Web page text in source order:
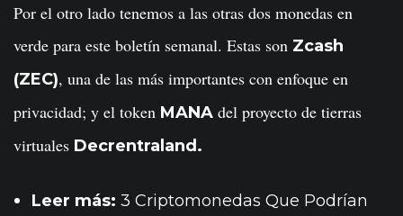
Por el otro lado tenemos a las otras dos monedas en
verde para este boletín semanal. Estas son Zcash
(ZEC), una de las más importantes con enfoque en
privacidad; y el token MANA del proyecto de tierras
virtuales Decrentraland.
Leer más: 3 Criptomonedas Que Podrían